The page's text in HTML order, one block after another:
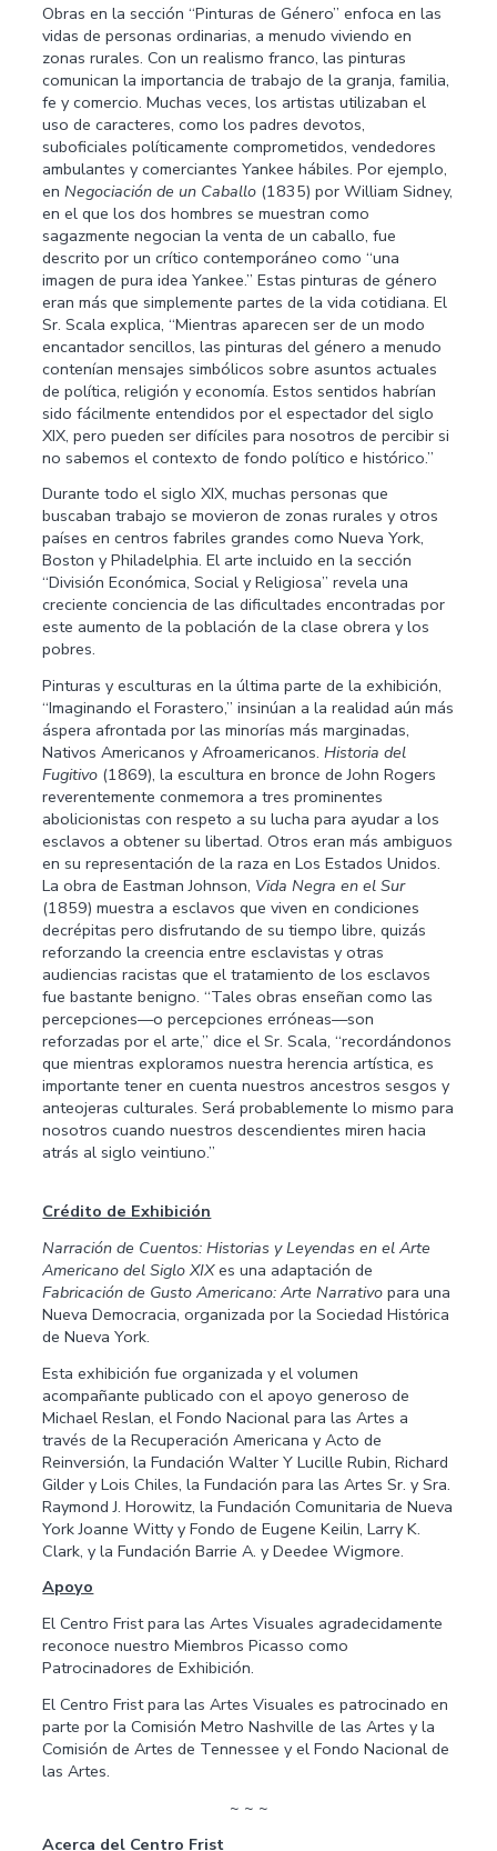
Obras en la sección “Pinturas de Género” enfoca en las
vidas de personas ordinarias, a menudo viviendo en
zonas rurales. Con un realismo franco, las pinturas
comunican la importancia de trabajo de la granja, familia,
fe y comercio. Muchas veces, los artistas utilizaban el
uso de caracteres, como los padres devotos,
suboficiales políticamente comprometidos, vendedores
ambulantes y comerciantes Yankee hábiles. Por ejemplo,
enNegociación de un Caballo (1835) por William Sidney,
en el que los dos hombres se muestran como
sagazmente negocian la venta de un caballo, fue
descrito por un crítico contemporáneo como “una
imagen de pura idea Yankee.” Estas pinturas de género
eran más que simplemente partes de la vida cotidiana. El
Sr. Scala explica, “Mientras aparecen ser de un modo
encantador sencillos, las pinturas del género a menudo
contenían mensajes simbólicos sobre asuntos actuales
de política, religión y economía. Estos sentidos habrían
sido fácilmente entendidos por el espectador del siglo
XIX, pero pueden ser difíciles para nosotros de percibir si
no sabemos el contexto de fondo político e histórico.”
Durante todo el siglo XIX, muchas personas que
buscaban trabajo se movieron de zonas rurales y otros
países en centros fabriles grandes como Nueva York,
Boston y Philadelphia. El arte incluido en la sección
“División Económica, Social y Religiosa” revela una
creciente conciencia de las dificultades encontradas por
este aumento de la población de la clase obrera y los
pobres.
Pinturas y esculturas en la última parte de la exhibición,
“Imaginando el Forastero,” insinúan a la realidad aún más
áspera afrontada por las minorías más marginadas,
Nativos Americanos y Afroamericanos.Historia del
Fugitivo (1869), la escultura en bronce de John Rogers
reverentemente conmemora a tres prominentes
abolicionistas con respeto a su lucha para ayudar a los
esclavos a obtener su libertad. Otros eran más ambiguos
en su representación de la raza en Los Estados Unidos.
La obra de Eastman Johnson, Vida Negra en el Sur
(1859) muestra a esclavos que viven en condiciones
decrépitas pero disfrutando de su tiempo libre, quizás
reforzando la creencia entre esclavistas y otras
audiencias racistas que el tratamiento de los esclavos
fue bastante benigno. “Tales obras enseñan como las
percepciones—o percepciones erróneas—son
reforzadas por el arte,” dice el Sr. Scala, “recordándonos
que mientras exploramos nuestra herencia artística, es
importante tener en cuenta nuestros ancestros sesgos y
anteojeras culturales. Será probablemente lo mismo para
nosotros cuando nuestros descendientes miren hacia
atrás al siglo veintiuno.”
Crédito de Exhibición
Narración de Cuentos: Historias y Leyendas en el Arte
Americano del Siglo XIXes una adaptación de
Fabricación de Gusto Americano: Arte Narrativo para una
Nueva Democracia, organizada por la Sociedad Histόrica
de Nueva York.
Esta exhibición fue organizada y el volumen
acompañante publicado con el apoyo generoso de
Michael Reslan, el Fondo Nacional para las Artes a
través de la Recuperación Americana y Acto de
Reinversión, la Fundación Walter Y Lucille Rubin, Richard
Gilder y Lois Chiles, la Fundación para las Artes Sr. y Sra.
Raymond J. Horowitz, la Fundación Comunitaria de Nueva
York Joanne Witty y Fondo de Eugene Keilin, Larry K.
Clark, y la Fundación Barrie A. y Deedee Wigmore.
Apoyo
El Centro Frist para las Artes Visuales agradecidamente
reconoce nuestro Miembros Picasso como
Patrocinadores de Exhibición.
El Centro Frist para las Artes Visuales es patrocinado en
parte por la Comisión Metro Nashville de las Artes y la
Comisión de Artes de Tennessee y el Fondo Nacional de
las Artes.
~ ~ ~
Acerca del Centro Frist